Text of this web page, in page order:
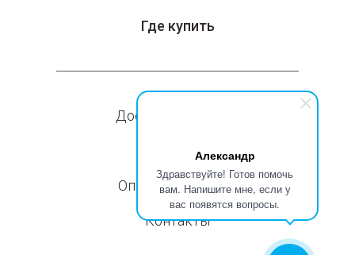
Александр
Здравствуйте! Готов помочь
вам. Напишите мне, если у
вас появятся вопросы.
Где купить
Доставка и оплата
Компания
Оптовые продажи
Контакты